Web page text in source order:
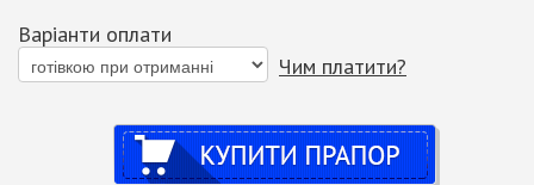
Варіанти оплати
Чим платити?
Купити